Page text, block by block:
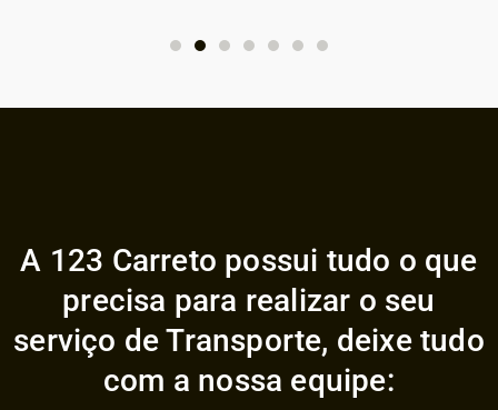
A 123 Carreto possui tudo o que
precisa para realizar o seu
serviço de Transporte, deixe tudo
com a nossa equipe: